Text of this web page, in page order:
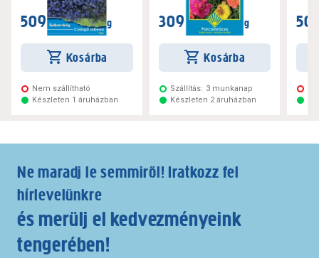
509 Ft / csomag
Kosárba
Nem szállítható
Készleten 1 áruházban
309 Ft / csomag
Kosárba
Szállítás: 3 munkanap
Készleten 2 áruházban
Ne maradj le semmiről! Iratkozz fel
hírlevelünkre
és merülj el kedvezményeink
tengerében!